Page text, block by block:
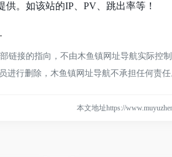
。如该站的IP、PV、跳出率等！
接的指向，不由木鱼镇网址导航实际控
行删除，木鱼镇网址导航不承担任何责任
本文地址https://